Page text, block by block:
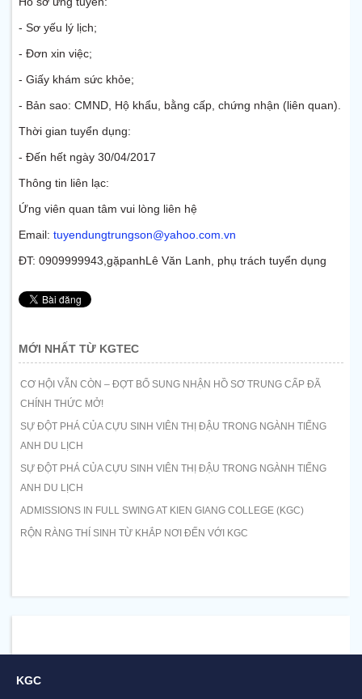
- Sơ yếu lý lịch;
- Đơn xin việc;
- Giấy khám sức khỏe;
- Bản sao: CMND, Hộ khẩu, bằng cấp, chứng nhận (liên quan).
Thời gian tuyển dụng:
- Đến hết ngày 30/04/2017
Thông tin liên lạc:
Ứng viên quan tâm vui lòng liên hệ
Email: tuyendungtrungson@yahoo.com.vn
ĐT: 0909999943,gặpanhLê Văn Lanh, phụ trách tuyển dụng
MỚI NHẤT TỪ KGTEC
CƠ HỘI VẪN CÒN – ĐỢT BỔ SUNG NHẬN HỒ SƠ TRUNG CẤP ĐÃ
CHÍNH THỨC MỞ!
SỰ ĐỘT PHÁ CỦA CỰU SINH VIÊN THỊ ĐẬU TRONG NGÀNH TIẾNG
ANH DU LỊCH
SỰ ĐỘT PHÁ CỦA CỰU SINH VIÊN THỊ ĐẬU TRONG NGÀNH TIẾNG
ANH DU LỊCH
ADMISSIONS IN FULL SWING AT KIEN GIANG COLLEGE (KGC)
RỘN RÀNG THÍ SINH TỪ KHẮP NƠI ĐẾN VỚI KGC
KGC